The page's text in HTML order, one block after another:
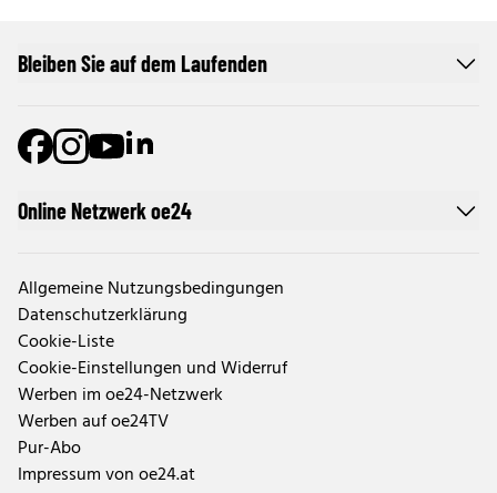
Online Netzwerk oe24
Allgemeine Nutzungsbedingungen
Datenschutzerklärung
Cookie-Liste
Cookie-Einstellungen und Widerruf
Werben im oe24-Netzwerk
Werben auf oe24TV
Pur-Abo
Impressum von oe24.at
Bleiben Sie auf dem Laufenden